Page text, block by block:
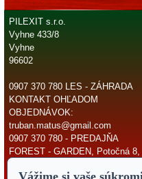
PILEXIT s.r.o.
Vyhne 433/8
Vyhne
96602
0907 370 780 LES - ZÁHRADA
KONTAKT OHĽADOM
OBJEDNÁVOK:
truban.matus@gmail.com
0907 370 780 - PREDAJŇA
FOREST - GARDEN, Potočná 8,